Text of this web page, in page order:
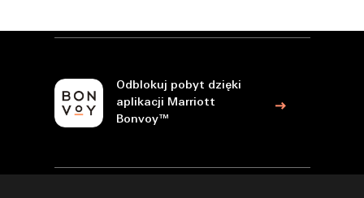
Odblokuj pobyt dzięki
aplikacji Marriott
Bonvoy™